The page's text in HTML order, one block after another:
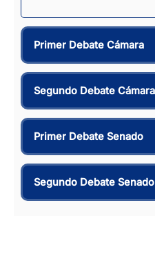
Primer Debate Cámara
Segundo Debate Cámara
Primer Debate Senado
Segundo Debate Senado